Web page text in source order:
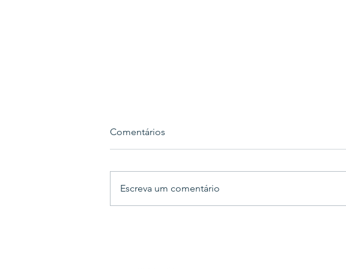
Comentários
Escreva um comentário